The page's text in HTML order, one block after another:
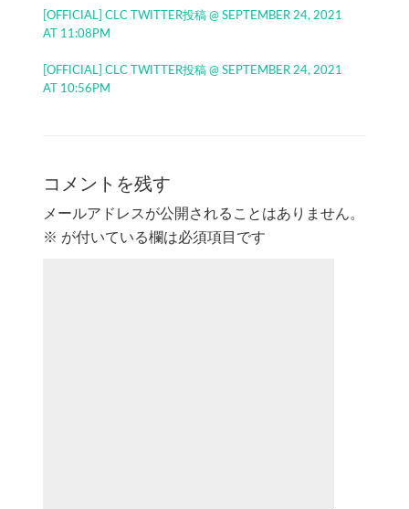
[OFFICIAL] CLC TWITTER投稿 @ SEPTEMBER 24, 2021
AT 11:08PM
[OFFICIAL] CLC TWITTER投稿 @ SEPTEMBER 24, 2021
AT 10:56PM
コメントを残す
メールアドレスが公開されることはありません。
※ が付いている欄は必須項目です